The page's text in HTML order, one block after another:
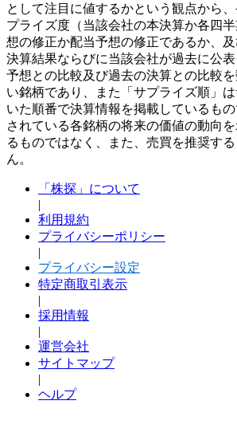
として注目に値するかという観点から
プライズ度（当該会社の本決算か各四
想の修正か配当予想の修正であるか、
決算結果ならびに当該会社が過去に公
予想との比較及び過去の決算との比較
い銘柄であり、また「サプライズ順」
いた順番で決算情報を掲載しているも
されている各銘柄の将来の価値の動向
るものではなく、また、売買を推奨す
ん。
「株探」について
|
利用規約
プライバシーポリシー
|
プライバシー設定
特定商取引表示
|
採用情報
|
運営会社
サイトマップ
|
ヘルプ